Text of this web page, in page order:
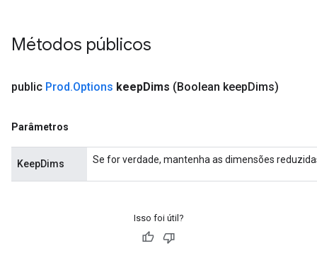
Métodos públicos
public Prod.Options keepDims (Boolean keepDims)
Parâmetros
KeepDims Se for verdade, mantenha as dimensões
Isso foi útil?